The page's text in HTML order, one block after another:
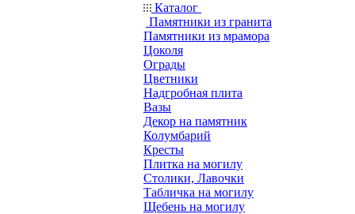
Каталог
Памятники из гранита
Памятники из мрамора
Цоколя
Ограды
Цветники
Надгробная плита
Вазы
Декор на памятник
Колумбарий
Кресты
Плитка на могилу
Столики, Лавочки
Табличка на могилу
Щебень на могилу